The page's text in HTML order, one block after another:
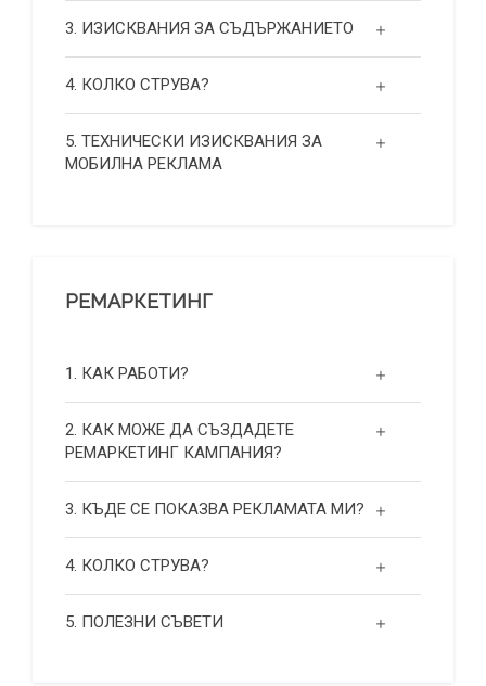
3. ИЗИСКВАНИЯ ЗА СЪДЪРЖАНИЕТО
4. КОЛКО СТРУВА?
5. ТЕХНИЧЕСКИ ИЗИСКВАНИЯ ЗА
МОБИЛНА РЕКЛАМА
РЕМАРКЕТИНГ
1. КАК РАБОТИ?
2. КАК МОЖЕ ДА СЪЗДАДЕТЕ
РЕМАРКЕТИНГ КАМПАНИЯ?
3. КЪДЕ СЕ ПОКАЗВА РЕКЛАМАТА МИ?
4. КОЛКО СТРУВА?
5. ПОЛЕЗНИ СЪВЕТИ